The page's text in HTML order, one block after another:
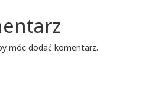
móc dodać komentarz.